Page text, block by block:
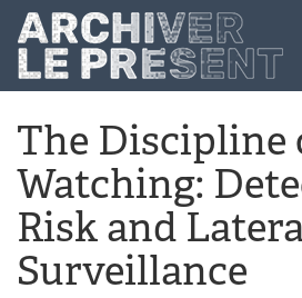
Aller au contenu principal
The Discipline
Watching:
Risk and
Surveillance